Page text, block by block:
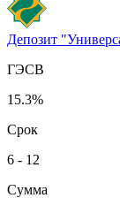
Депозит
ГЭСВ
15.3%
Срок
6 - 12
Сумма